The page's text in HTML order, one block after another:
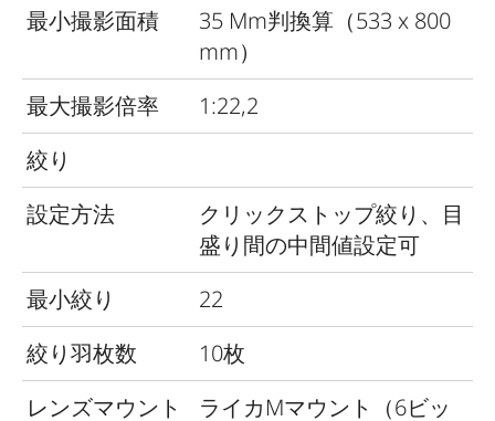
最小撮影面積
35 Mm判換算（533 x 800
mm）
最大撮影倍率
1:22,2
絞り
設定方法
クリックストップ絞り、目
盛り間の中間値設定可
最小絞り
22
絞り羽枚数
10枚
レンズマウント
ライカMマウント（6ビッ